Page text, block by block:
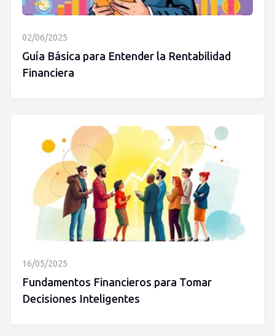
02/06/2025
Guía Básica para Entender la Rentabilidad
Financiera
16/05/2025
Fundamentos Financieros para Tomar
Decisiones Inteligentes